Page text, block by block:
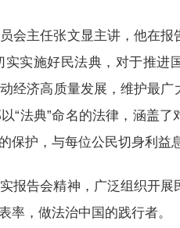
会主任张文显主讲，他在
实施好民法典，对于推进
经济高质量发展，维护最
“法典”命名的法律，涵盖了
保护，与每位公民切身利益
报告会精神，广泛组织开
率，做法治中国的践行者。